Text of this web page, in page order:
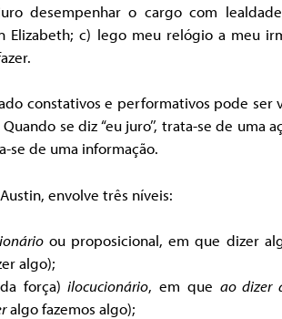
desempenhar o cargo com
Elizabeth; c) lego meu relógio a meu
constativos e performativos pode ser
se diz “eu juro’’, trata-se de uma
se de uma informação.
envolve três níveis:
ou proposicional, em que dizer
algo);
força)ilocucionário, em que ao dizer
algo fazemos algo);